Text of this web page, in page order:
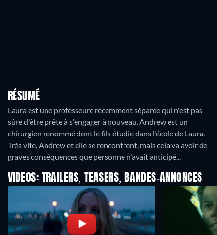
RÉSUMÉ
Laura est une professeure récemment séparée qui n'est pas
sûre d'être prête à s'engager à nouveau. Andrew est un
chirurgien renommé dont le fils étudie dans l'école de Laura.
Très vite, Andrew et elle se rencontrent, mais cela va avoir de
graves conséquences que personne n'avait anticipé...
VIDEOS: TRAILERS, TEASERS, BANDES-ANNONCES